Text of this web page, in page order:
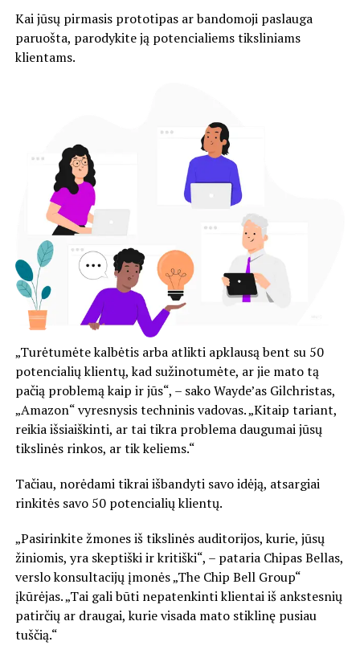
Kai jūsų pirmasis prototipas ar bandomoji paslauga
paruošta, parodykite ją potencialiems tiksliniams
klientams.
„Turėtumėte kalbėtis arba atlikti apklausą bent su 50
potencialių klientų, kad sužinotumėte, ar jie mato tą
pačią problemą kaip ir jūs“, – sako Wayde’as Gilchristas,
„Amazon“ vyresnysis techninis vadovas. „Kitaip tariant,
reikia išsiaiškinti, ar tai tikra problema daugumai jūsų
tikslinės rinkos, ar tik keliems.“
Tačiau, norėdami tikrai išbandyti savo idėją, atsargiai
rinkitės savo 50 potencialių klientų.
„Pasirinkite žmones iš tikslinės auditorijos, kurie, jūsų
žiniomis, yra skeptiški ir kritiški“, – pataria Chipas Bellas,
verslo konsultacijų įmonės „The Chip Bell Group“
įkūrėjas. „Tai gali būti nepatenkinti klientai iš ankstesnių
patirčių ar draugai, kurie visada mato stiklinę pusiau
tuščią.“